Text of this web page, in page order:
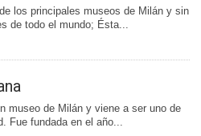
los principales museos de Milán y sin
de todo el mundo; Ésta...
museo de Milán y viene a ser uno de
Fue fundada en el año...